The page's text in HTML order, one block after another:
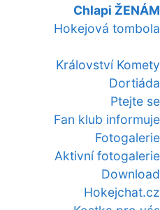
Chlapi ŽENÁM
Hokejová tombola
Království Komety
Dortiáda
Ptejte se
Fan klub informuje
Fotogalerie
Aktivní fotogalerie
Download
Hokejchat.cz